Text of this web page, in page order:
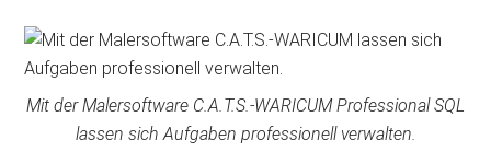
Mit der Malersoftware C.A.T.S.-WARICUM Professional SQL
lassen sich Aufgaben professionell verwalten.